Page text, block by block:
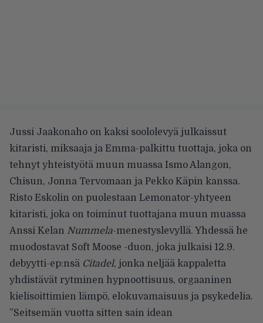
Jussi Jaakonaho on kaksi soololevyä julkaissut
kitaristi, miksaaja ja Emma-palkittu tuottaja, joka on
tehnyt yhteistyötä muun muassa Ismo Alangon,
Chisun, Jonna Tervomaan ja Pekko Käpin kanssa.
Risto Eskolin on puolestaan Lemonator-yhtyeen
kitaristi, joka on toiminut tuottajana muun muassa
Anssi Kelan Nummela-menestyslevyllä. Yhdessä he
muodostavat Soft Moose -duon, joka julkaisi 12.9.
debyytti-ep:nsä Citadel, jonka neljää kappaletta
yhdistävät rytminen hypnoottisuus, orgaaninen
kielisoittimien lämpö, elokuvamaisuus ja psykedelia.
”Seitsemän vuotta sitten sain idean